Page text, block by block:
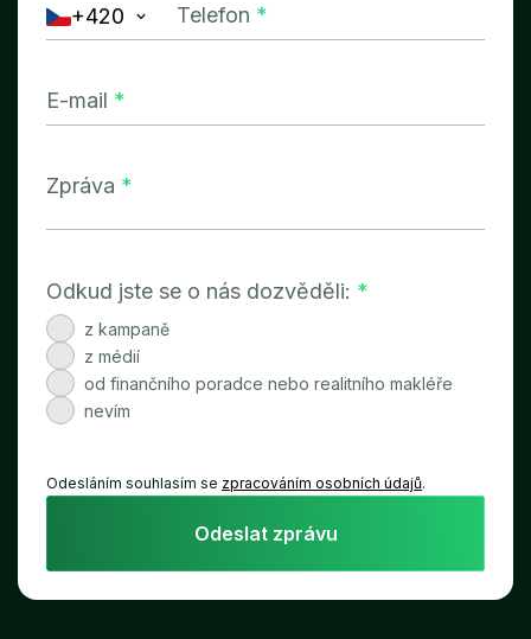
Telefon *
+420
E-mail *
Zpráva *
Odkud jste se o nás dozvěděli: *
z kampaně
z médií
od finančního poradce nebo realitního makléře
nevím
Odesláním souhlasím se zpracováním osobních údajů.
Odeslat zprávu